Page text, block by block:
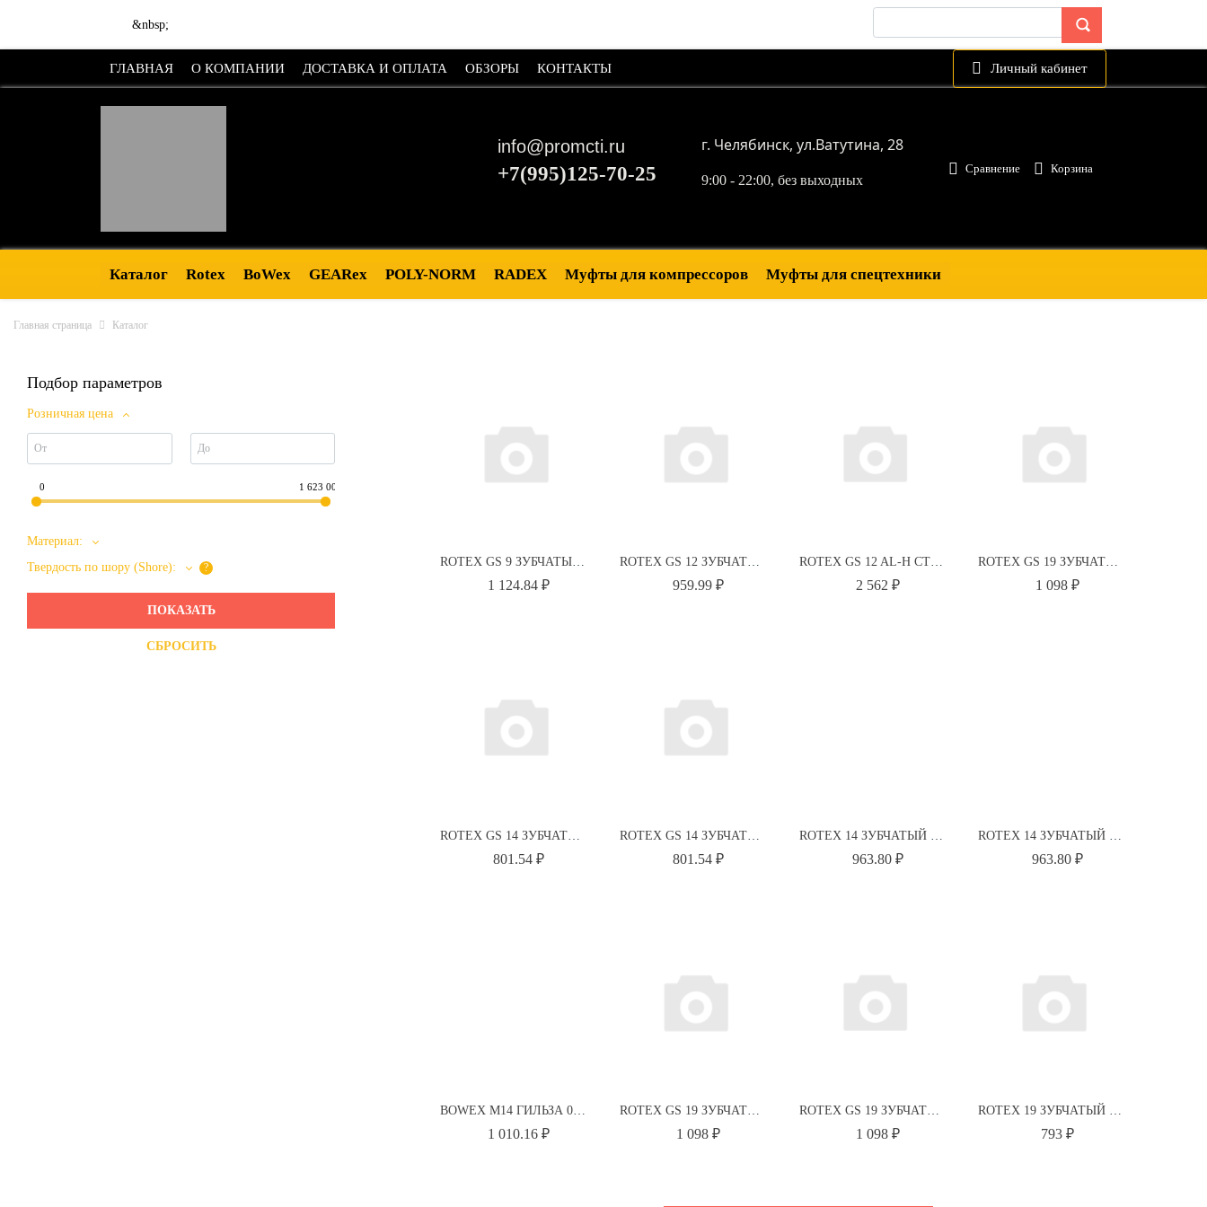
&nbsp;
ГЛАВНАЯ О КОМПАНИИ ДОСТАВКА И ОПЛАТА ОБЗОРЫ КОНТАКТЫ Личный кабинет
info@promcti.ru
+7(995)125-70-25
г. Челябинск, ул.Ватутина, 28
9:00 - 22:00, без выходных
Сравнение Корзина
Каталог Rotex BoWex GEARex POLY-NORM RADEX Муфты для компрессоров Муфты для спецтехники
Главная страница Каталог
Подбор параметров
Розничная цена
0 1 623 000
Материал:
Твердость по шору (Shore):
? ROTEX GS 9 ЗУБЧАТЫЙ ВЕНЕЦ 80 SH-A-GS СИНИЙ 550091000003 KTR
1 124.84 ₽
ROTEX GS 12 ЗУБЧАТЫЙ ВЕНЕЦ 98 SH-A-GS КРАСНЫЙ 550121000002 KTR
959.99 ₽
ROTEX GS 12 AL-H СТУПИЦА ЗАЖИМНАЯ 2.0 D=3 ПРЕДВАРИТЕЛЬНОЕ ОТВЕРСТИЕ 550127150350 KTR
2 562 ₽ 1 098 ₽
ROTEX GS 14 ЗУБЧАТЫЙ ВЕНЕЦ 98 SH-A-GS КРАСНЫЙ 550141000002 KTR
801.54 ₽
ROTEX GS 14 ЗУБЧАТЫЙ ВЕНЕЦ 92 SH-A-GS ЖЕЛТЫЙ 550141000001 KTR
801.54 ₽
ROTEX 14 ЗУБЧАТЫЙ ВЕНЕЦ 92 SH-A T-PUR ОРАНЖЕВЫЙ 020141000045 KTR
963.80 ₽
ROTEX 14 ЗУБЧАТЫЙ ВЕНЕЦ 98 SH-A T-PUR ЛИЛОВЫЙ 020141000042 KTR
963.80 ₽
BOWEX M14 ГИЛЬЗА 010141000000 KTR
1 010.16 ₽
ROTEX GS 19 ЗУБЧАТЫЙ ВЕНЕЦ 64 SH-D-H-GS ЗЕЛЕНЫЙ 550191000025 KTR
1 098 ₽
ROTEX GS 19 ЗУБЧАТЫЙ ВЕНЕЦ 98 SH-A-GS КРАСНЫЙ 550191000002 KTR
1 098 ₽
ROTEX 19 ЗУБЧАТЫЙ ВЕНЕЦ 64 SH-D T-PUR СВЕТЛО-ЗЕЛЕНЫЙ 020191000020 KTR
793 ₽